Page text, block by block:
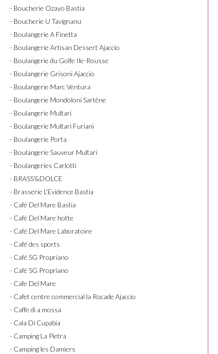
- Boucherie Ozayo Bastia
- Boucherie U Tavignanu
- Boulangerie A Finetta
- Boulangerie Artisan Dessert Ajaccio
- Boulangerie du Golfe Ile-Rousse
- Boulangerie Grisoni Ajaccio
- Boulangerie Marc Ventura
- Boulangerie Mondoloni Sartène
- Boulangerie Multari
- Boulangerie Multari Furiani
- Boulangerie Porta
- Boulangerie Sauveur Multari
- Boulangeries Carlotti
- BRASS'&DOLCE
- Brasserie L'Evidence Bastia
- Café Del Mare Bastia
- Café Del Mare hotte
- Café Del Mare Laboratoire
- Café des sports
- Café SG Propriano
- Café SG Propriano
- Cafe Del Mare
- Cafet centre commercial la Rocade Ajaccio
- Caffe di a mossa
- Cala Di Cupabia
- Camping La Pietra
- Camping les Damiers